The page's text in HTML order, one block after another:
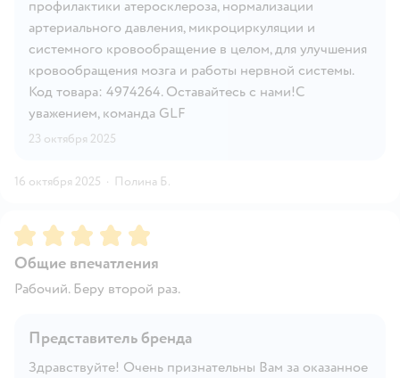
профилактики атеросклероза, нормализации
артериального давления, микроциркуляции и
системного кровообращение в целом, для улучшения
кровообращения мозга и работы нервной системы.
Код товара: 4974264. Оставайтесь с нами!С
уважением, команда GLF
23 октября 2025
16 октября 2025 · Полина Б.
Рейтинг:5
Общие впечатления
Рабочий. Беру второй раз.
Представитель бренда
Здравствуйте! Очень признательны Вам за оказанное